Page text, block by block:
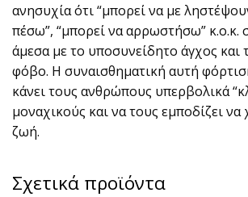
ανησυχία ότι “μπορεί να με
πέσω”, “μπορεί να αρρωστήσω” κ.ο.κ.
άμεσα με το υποσυνείδητο άγχος και
φόβο. Η συναισθηματική αυτή
κάνει τους ανθρώπους υπερβολικά
μοναχικούς και να τους εμποδίζει να
ζωή.
Σχετικά προϊόντα